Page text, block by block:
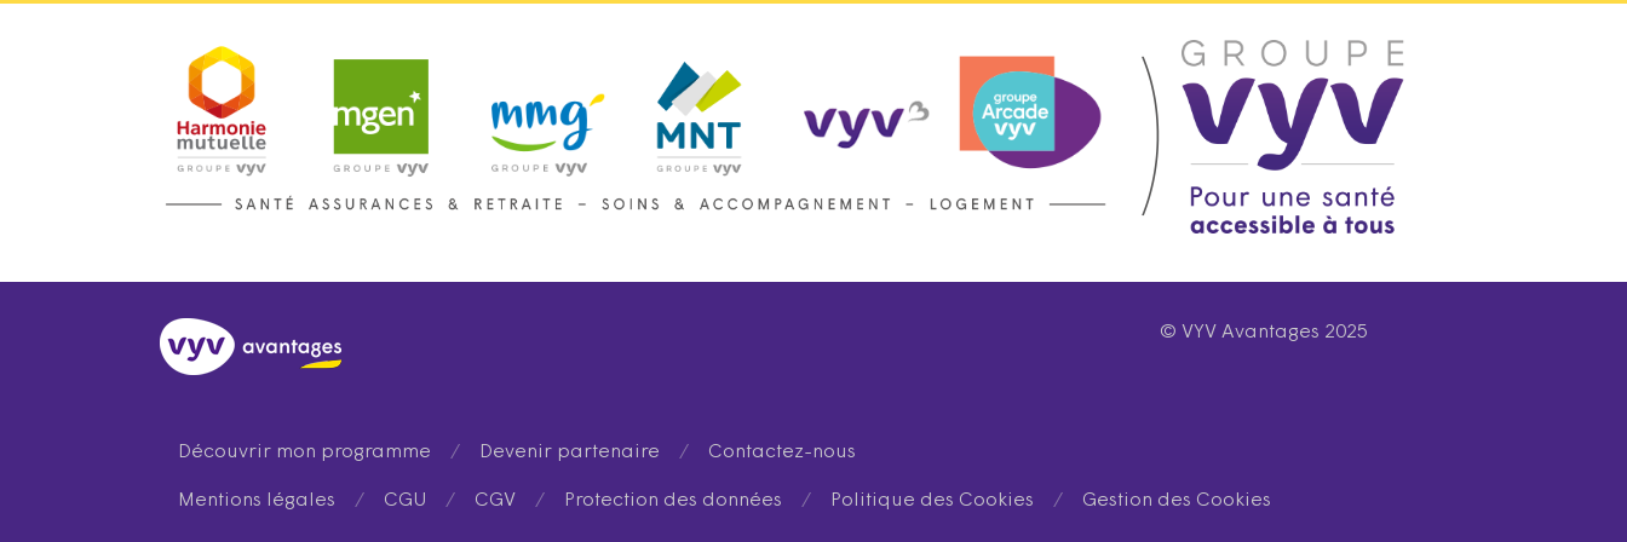
© VYV Avantages 2025
Découvrir mon programme / Devenir partenaire / Contactez-nous
Mentions légales / CGU / CGV / Protection des données / Politique des Cookies / Gestion des Cookies